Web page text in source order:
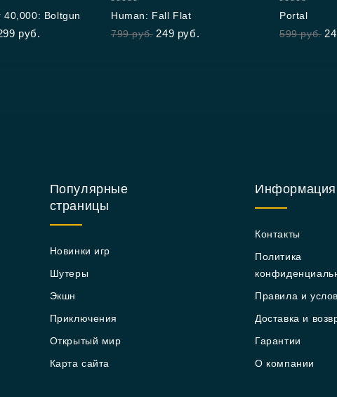
40,000: Boltgun
руб.
out
of
Human: Fall Flat
799руб. 249 руб.
out
of
Portal
599руб.
Популярные
страницы
Новинки игр
Шутеры
Экшн
Приключения
Открытый мир
Карта сайта
Информация
Контакты
Политика
Правила и
Доставка и
Гарантии
О компании